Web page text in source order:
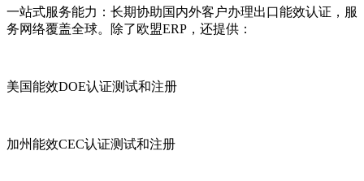
一站式服务能力：长期协助国内外客户办理出口能效认证，服
务网络覆盖全球。除了欧盟ERP，还提供：
美国能效DOE认证测试和注册
加州能效CEC认证测试和注册